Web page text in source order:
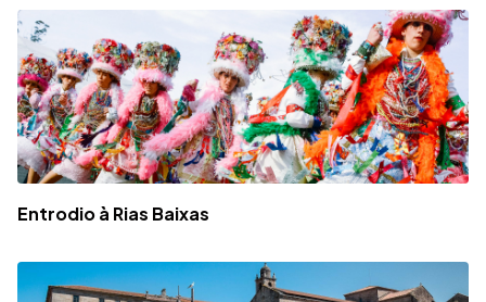
Entrodio à Rias Baixas